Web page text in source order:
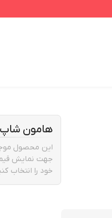
هامون شاپ
این محصول
جهت نمایش
خود را انتخاب